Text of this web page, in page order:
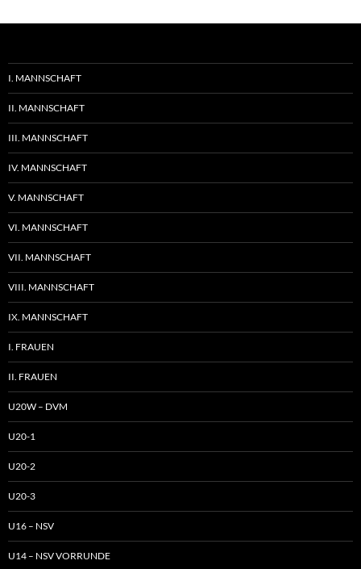
I. MANNSCHAFT
II. MANNSCHAFT
III. MANNSCHAFT
IV. MANNSCHAFT
V. MANNSCHAFT
VI. MANNSCHAFT
VII. MANNSCHAFT
VIII. MANNSCHAFT
IX. MANNSCHAFT
I. FRAUEN
II. FRAUEN
U20W – DVM
U20-1
U20-2
U20-3
U16 – NSV
U14 – NSV VORRUNDE